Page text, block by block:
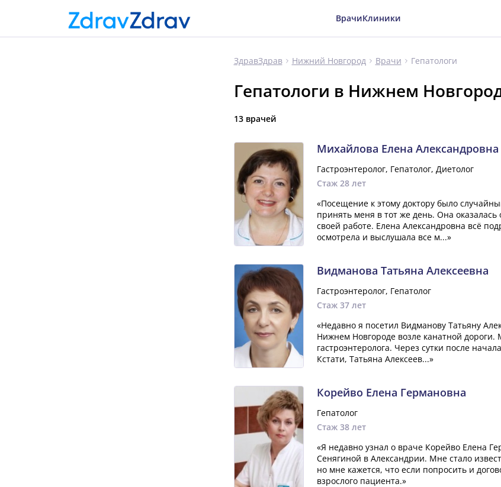
ВрачиКлиники
ЗдравЗдрав Нижний Новгород Врачи Гепатологи
Гепатологи в Нижнем
13 врачей
Михайлова Елена Александровна
Гастроэнтеролог, Гепатолог, Диетолог
Стаж 28 лет
«Посещение к этому доктору было
принять меня в тот же день. Она
своей работе. Елена Александровна всё
осмотрела и выслушала все м...»
Видманова Татьяна Алексеевна
Гастроэнтеролог, Гепатолог
Стаж 37 лет
«Недавно я посетил Видманову Татьяну
Нижнем Новгороде возле канатной
гастроэнтеролога. Через сутки после
Кстати, Татьяна Алексеев...»
Корейво Елена Германовна
Гепатолог
Стаж 38 лет
«Я недавно узнал о враче Корейво Елена
Сенягиной в Александрии. Мне стало
но мне кажется, что если попросить и
взрослого пациента.»